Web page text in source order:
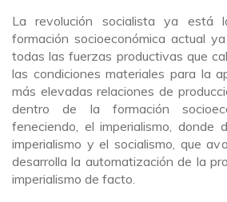
La revolución socialista ya está
formación socioeconómica actual
todas las fuerzas productivas que
las condiciones materiales para la
más elevadas relaciones de
dentro de la formación
feneciendo, el imperialismo, donde
imperialismo y el socialismo, que
desarrolla la automatización de la
imperialismo de facto.